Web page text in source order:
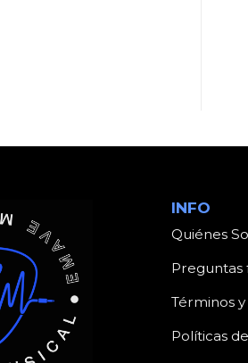
INFO
Quiénes
Preguntas
Términos
Políticas